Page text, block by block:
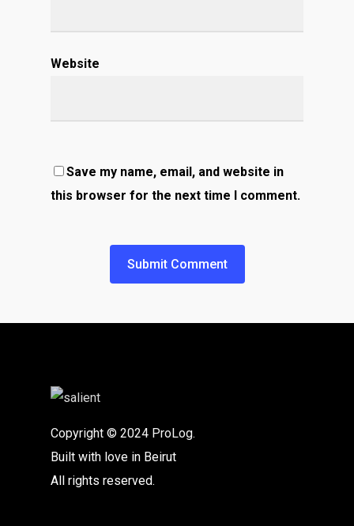
Website
Save my name, email, and website in
this browser for the next time I comment.
Copyright © 2024 ProLog.
Built with love in Beirut
All rights reserved.